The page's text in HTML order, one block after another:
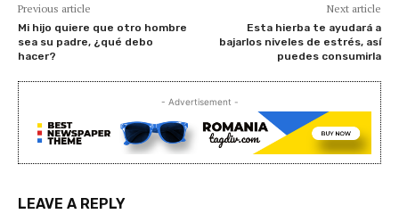
Previous article
Mi hijo quiere que otro hombre
sea su padre, ¿qué debo
hacer?
Next article
Esta hierba te ayudará a
bajarlos niveles de estrés, así
puedes consumirla
- Advertisement -
LEAVE A REPLY